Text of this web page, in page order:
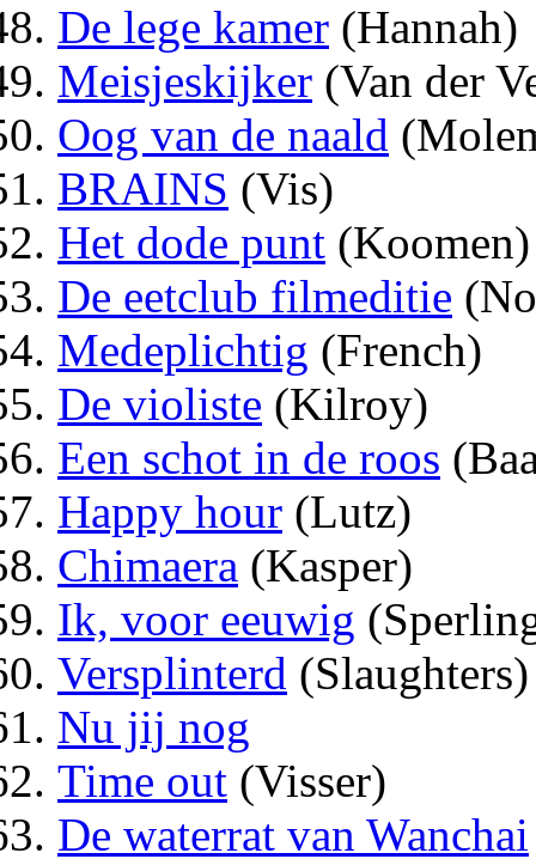
De lege kamer (Hannah)
Meisjeskijker (Van der
Oog van de naald
BRAINS (Vis)
Het dode punt (Koomen)
De eetclub filmeditie
Medeplichtig (French)
De violiste (Kilroy)
Een schot in de roos
Happy hour (Lutz)
Chimaera (Kasper)
Ik, voor eeuwig
Versplinterd (Slaughters)
Nu jij nog
Time out (Visser)
De waterrat van Wanchai